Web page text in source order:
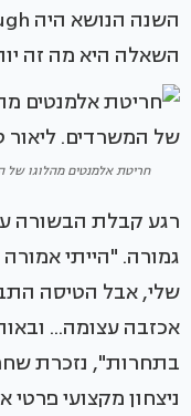
השאלה היא מה זה
חריטת אלמנטים מהלוגו של
רגע קבלת הבשורה
גמורה. "הייתי
שלי, אבל הטיסה
אכזבה עצומה...
בתחרות", נזכרת
ניצחון מקצועי פרטי